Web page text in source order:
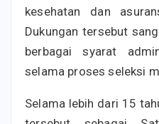
kesehatan dan
Dukungan tersebut
berbagai syarat
selama proses seleksi
Selama lebih dari 15